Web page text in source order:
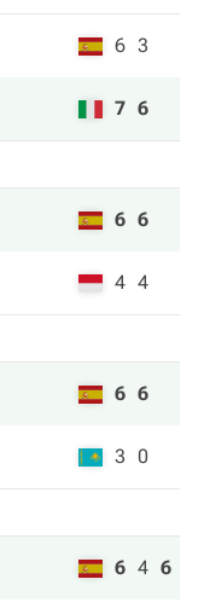
6 3
7 6
6 6
4 4
6 6
3 0
6 4 6